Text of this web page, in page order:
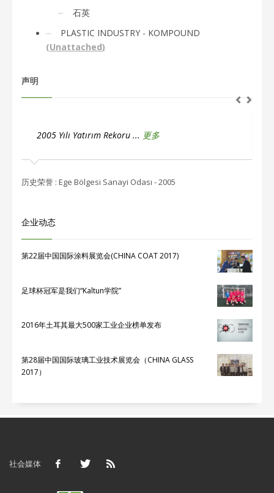
石英
PLASTIC INDUSTRY - KOMPOUND
(Unattached)
声明
2005 Yılı İstihdam Rekoru ...更多
历史荣誉 : Ege Bölgesi Sanayi Odası - 2005
企业动态
第22届中国国际涂料展览会(CHINA COAT 2017)
足球杯冠军是我们“Kaltun学院”
2016年土耳其最大500家工业企业榜单发布
第28届中国国际玻璃工业技术展览会（CHINA GLASS
2017）
社会媒体